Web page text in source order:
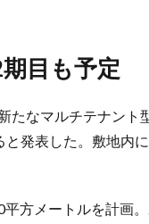
目も予定
たなマルチテナント
発表した。敷地内
方メートルを計画